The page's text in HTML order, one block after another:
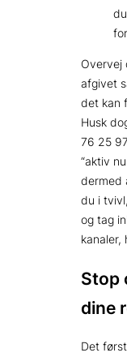
Overvej
afgivet
det kan
Husk
76 25
“aktiv
dermed
du i
og tag
kanaler,
Stop
dine
Det